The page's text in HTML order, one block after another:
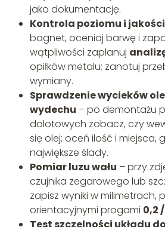
jako dokumentację.
Kontrola poziomu i
bagnet, oceniaj barwę i
wątpliwości zaplanuj
opiłków metalu; zanotuj
wymiany.
Sprawdzenie wycieków
wydechu – po demontażu
dolotowych zobacz, czy
się olej; oceń ilość i miejsca,
największe ślady.
Pomiar luzu wału – przy
czujnika zegarowego lub
zapisz wyniki w milimetrach,
orientacyjnymi progami 0,2